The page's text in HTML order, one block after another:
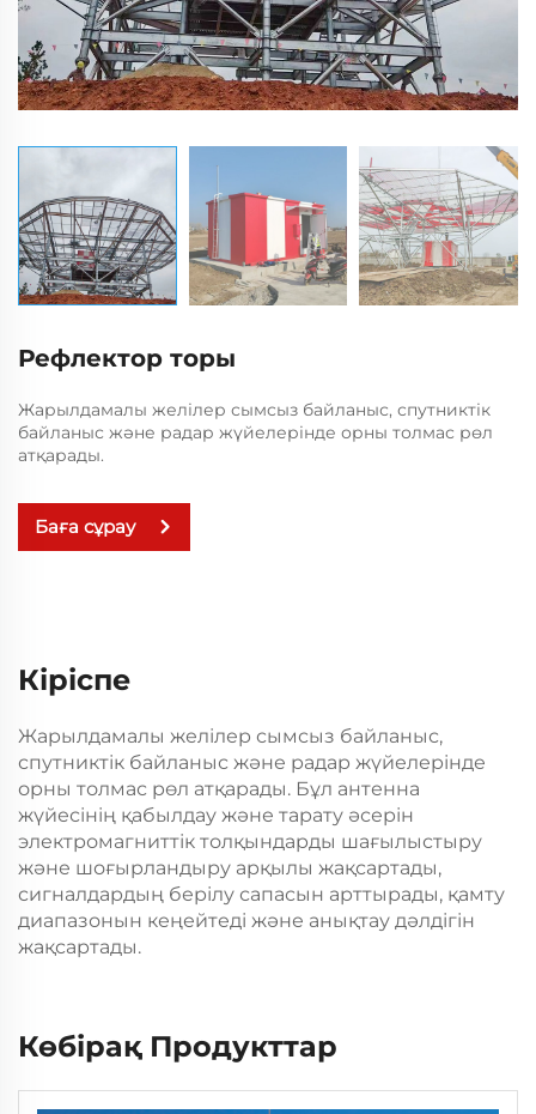
Рефлектор торы
Жарылдамалы желілер сымсыз байланыс, спутниктік
байланыс және радар жүйелерінде орны толмас рөл
атқарады.
Баға сұрау
Кіріспе
Жарылдамалы желілер сымсыз байланыс,
спутниктік байланыс және радар жүйелерінде
орны толмас рөл атқарады. Бұл антенна
жүйесінің қабылдау және тарату әсерін
электромагниттік толқындарды шағылыстыру
және шоғырландыру арқылы жақсартады,
сигналдардың берілу сапасын арттырады, қамту
диапазонын кеңейтеді және анықтау дәлдігін
жақсартады.
Көбірақ Продукттар